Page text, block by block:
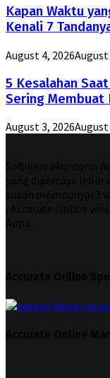
Kapan Waktu
Kenali 7
August 4, 2026August
5 Kesalahan
Sering Membuat
August 3, 2026August